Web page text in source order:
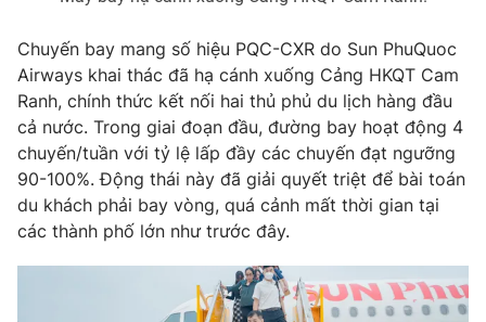
Sản phẩm
Thị trường
Tư vấn
Giao lưu trực tuyến
Lịch phát sóng
Chuyên mục khác
Emagazine Podcast
Infographic
Chuyến bay mang số hiệu PQC-CXR do Sun PhuQuoc
Airways khai thác đã hạ cánh xuống Cảng HKQT Cam
Ranh, chính thức kết nối hai thủ phủ du lịch hàng đầu
cả nước. Trong giai đoạn đầu, đường bay hoạt động 4
chuyến/tuần với tỷ lệ lấp đầy các chuyến đạt ngưỡng
90-100%. Động thái này đã giải quyết triệt để bài toán
du khách phải bay vòng, quá cảnh mất thời gian tại
các thành phố lớn như trước đây.